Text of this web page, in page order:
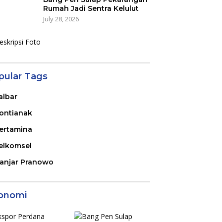
Rumah Jadi Sentra Kelulut
July 28, 2026
Tags
Pranowo